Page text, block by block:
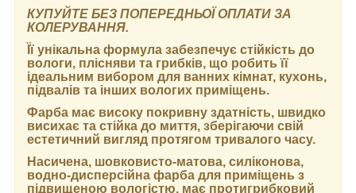
КУПУЙТЕ БЕЗ ПОПЕРЕДНЬОЇ ОПЛАТИ ЗА
КОЛЕРУВАННЯ.
Її унікальна формула забезпечує стійкість до
вологи, плісняви та грибків, що робить її
ідеальним вибором для ванних кімнат, кухонь,
підвалів та інших вологих приміщень.
Фарба має високу покривну здатність, швидко
висихає та стійка до миття, зберігаючи свій
естетичний вигляд протягом тривалого часу.
Насичена, шовковисто-матова, силіконова,
водно-дисперсійна фарба для приміщень з
підвищеною вологістю, має протигрибковий